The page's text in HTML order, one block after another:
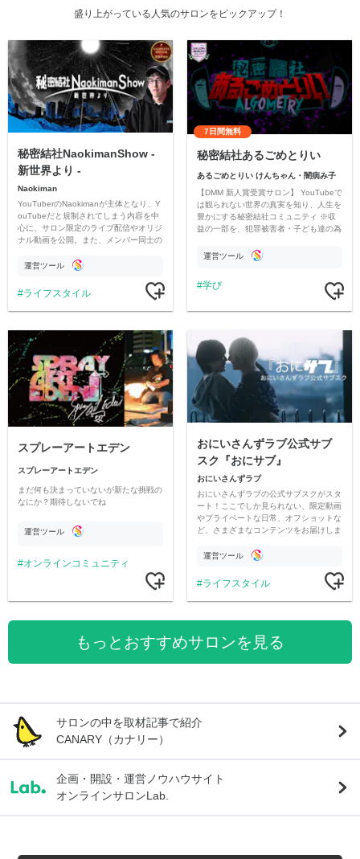
盛り上がっている人気のサロンをピックアップ！
秘密結社NaokimanShow -
新世界より -
Naokiman
YouTuberのNaokimanが主体となり、Y
ouTubeだと規制されてしまう内容を中
心に、サロン限定のライブ配信やオリジ
ナル動画を公開。また、メンバー同士の
ただいています。
運営ツール
ライフスタイル
7日間無料
秘密結社あるごめとりい
あるごめとりい けんちゃん・闇病み子
【DMM 新人賞受賞サロン】 YouTubeで
は観られない世界の真実を知り、人生を
豊かにする秘密結社コミュニティ ※収
益の一部を、犯罪被害者・子ども達の為
す運営ツール
学び
スプレーアートエデン
スプレーアートエデン
まだ何も決まっていないが新たな挑戦の
なにか？期待しないでね
運営ツール
オンラインコミュニティ
おにいさんずラブ公式サブ
スク『おにサブ』
おにいさんずラブ
おにいさんずラブの公式サブスクがスタ
ート！ここでしか見られない、限定動画
やプライベートな日常、オフショットな
ど、さまざまなコンテンツをお届けしま
運営ツール
ライフスタイル
もっとおすすめサロンを見る
サロンの中を取材記事で紹介
CANARY（カナリー）
企画・開設・運営ノウハウサイト
オンラインサロンLab.